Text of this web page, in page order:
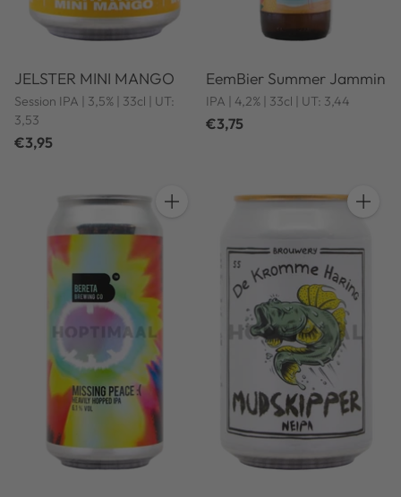
JELSTER MINI MANGO
Session IPA | 3,5% | 33cl | UT:
3,53
€3,95
EemBier Summer Jammin
IPA | 4,2% | 33cl | UT: 3,44
€3,75